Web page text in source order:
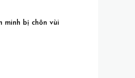
minh bị chôn vùi